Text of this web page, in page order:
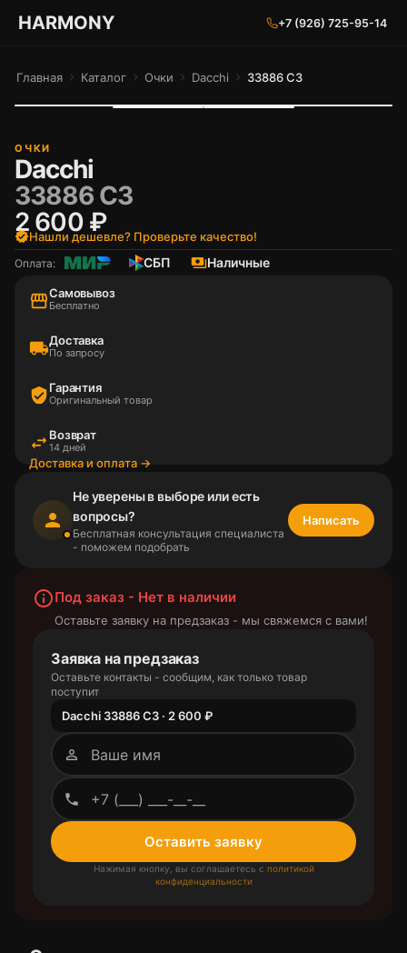
ГАРМОНИЯ ГЛАЗ
HARMONY +7 (926) 725-95-14
Главная chevron_right Каталог chevron_right Очки chevron_right Dacchi chevron_right 33886 C3
ОЧКИ
Dacchi
33886 C3
2 600 ₽
verifiedНашли дешевле? Проверьте качество!
Оплата: СБП paymentsНаличные
storefrontСамовывоз
Бесплатно
local_shippingДоставка
По запросу
verified_userГарантия
Оригинальный товар
swap_horiz Возврат
14 дней
Доставка и оплата →
person
Не уверены в выборе или есть
вопросы?
Бесплатная консультация специалиста
- поможем подобрать
Написать
info_outlineПод заказ - Нет в наличии
Оставьте заявку на предзаказ - мы свяжемся с вами!
Заявка на предзаказ
Оставьте контакты - сообщим, как только товар
поступит
Dacchi 33886 C3 · 2 600 ₽
person_outline
phone_outlined
Оставить заявку
Нажимая кнопку, вы соглашаетесь с политикой
конфиденциальности